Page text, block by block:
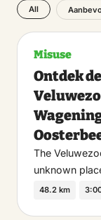
All
Misuse
Ontdek
The
unknown
48.2 km